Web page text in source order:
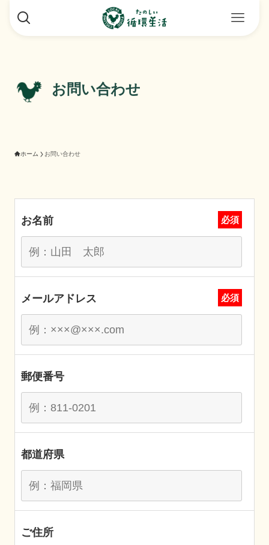
お問い合わせ
ホーム お問い合わせ
お名前 必須
メールアドレス 必須
郵便番号
都道府県
ご住所